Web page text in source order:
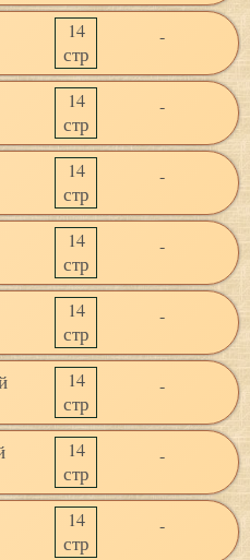
14
стр
-
14
стр
-
14
стр
-
14
стр
-
14
стр
-
14
стр
-
14
стр
-
14
стр
-